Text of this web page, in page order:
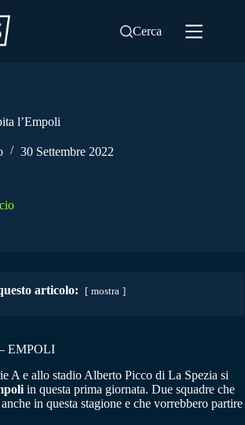
Cerca
l’Empoli
30 Settembre 2022
articolo: mostra
EMPOLI
A e allo stadio Alberto Picco di La Spezia si
in questa prima giornata. Due squadre che
in questa stagione e che vorrebbero partire